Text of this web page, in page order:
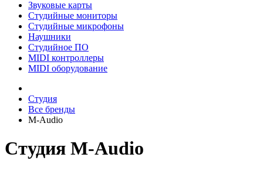
Звуковые карты
Студийные мониторы
Студийные микрофоны
Наушники
Студийное ПО
MIDI контроллеры
MIDI оборудование
Студия
Все бренды
M-Audio
Студия M-Audio